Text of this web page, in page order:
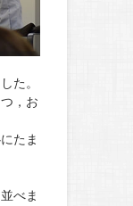
た。
，お
たま
べま